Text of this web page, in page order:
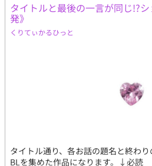
タイトルと最後の一言が同じ!?
発》
くりてぃかるひっと
タイトル通り、各お話の題名と終わ
BLを集めた作品になります。↓必読